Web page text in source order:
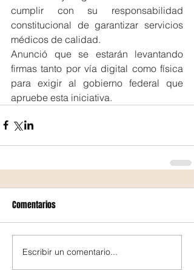
cumplir con su responsabilidad
constitucional de garantizar servicios
médicos de calidad.
Anunció que se estarán levantando
firmas tanto por vía digital como física
para exigir al gobierno federal que
apruebe esta iniciativa.
Comentarios
Escribir un comentario...